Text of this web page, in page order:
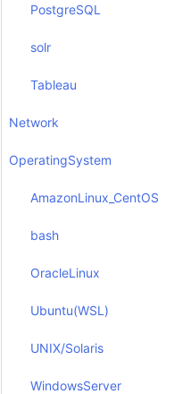
PostgreSQL
solr
Tableau
Network
OperatingSystem
AmazonLinux_CentOS
bash
OracleLinux
Ubuntu(WSL)
UNIX/Solaris
WindowsServer